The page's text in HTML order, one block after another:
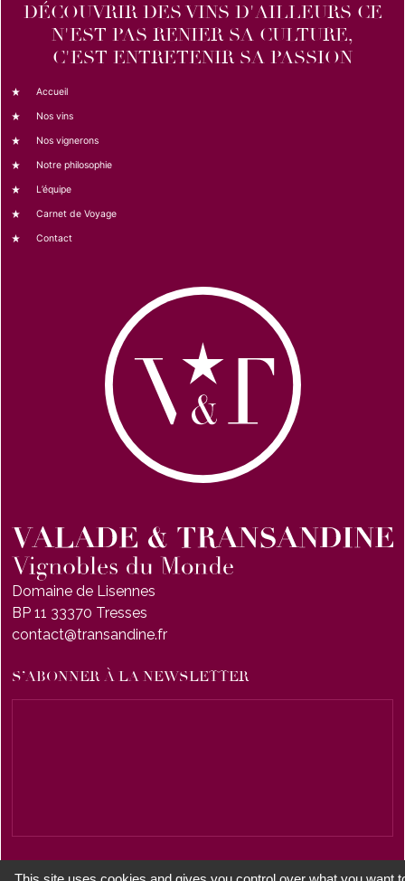
DÉCOUVRIR DES VINS D'AILLEURS CE
N'EST PAS RENIER SA CULTURE,
C'EST ENTRETENIR SA PASSION
Accueil
Nos vins
Nos vignerons
Notre philosophie
L’équipe
Carnet de Voyage
Contact
Domaine de Lisennes
BP 11 33370 Tresses
contact@transandine.fr
S’ABONNER À LA NEWSLETTER